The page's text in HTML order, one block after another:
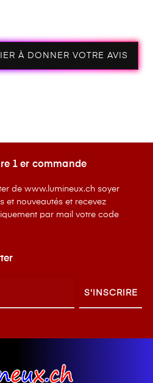
À DONNER VOTRE AVIS
1 er commande
de www.lumineux.ch soyer
et nouveautés et recevez
par mail votre code
S'INSCRIRE